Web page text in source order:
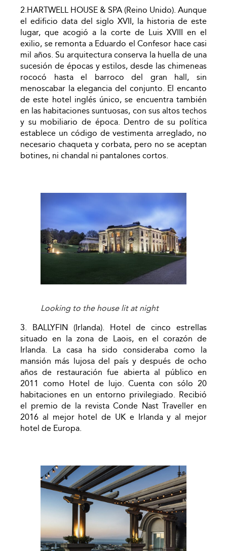
2.HARTWELL HOUSE & SPA (Reino Unido). Aunque
el edificio data del siglo XVII, la historia de este
lugar, que acogió a la corte de Luis XVIII en el
exilio, se remonta a Eduardo el Confesor hace casi
mil años. Su arquitectura conserva la huella de una
sucesión de épocas y estilos, desde las chimeneas
rococó hasta el barroco del gran hall, sin
menoscabar la elegancia del conjunto. El encanto
de este hotel inglés único, se encuentra también
en las habitaciones suntuosas, con sus altos techos
y su mobiliario de época. Dentro de su política
establece un código de vestimenta arreglado, no
necesario chaqueta y corbata, pero no se aceptan
botines, ni chandal ni pantalones cortos.
Looking to the house lit at night
3. BALLYFIN (Irlanda). Hotel de cinco estrellas
situado en la zona de Laois, en el corazón de
Irlanda. La casa ha sido consideraba como la
mansión más lujosa del país y después de ocho
años de restauración fue abierta al público en
2011 como Hotel de lujo. Cuenta con sólo 20
habitaciones en un entorno privilegiado. Recibió
el premio de la revista Conde Nast Traveller en
2016 al mejor hotel de UK e Irlanda y al mejor
hotel de Europa.